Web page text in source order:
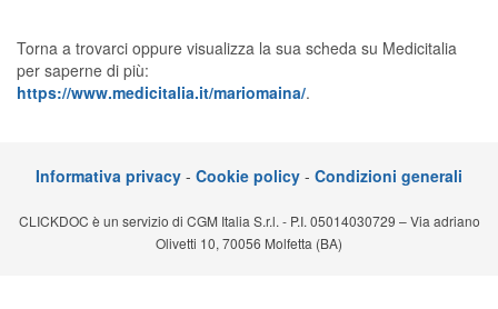
Prenotazioni online
Planner e rubrica in cloud
Teleconsulto
Torna a trovarci oppure visualizza la sua scheda su Medicitalia
per saperne di più:
https://www.medicitalia.it/mariomaina/.
Informativa privacy - Cookie policy - Condizioni generali
CLICKDOC è un servizio di CGM Italia S.r.l. - P.I. 05014030729 – Via adriano
Olivetti 10, 70056 Molfetta (BA)